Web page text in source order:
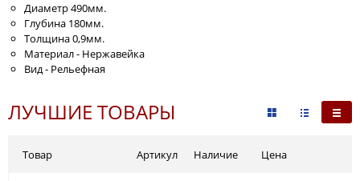
Диаметр 490мм.
Глубина 180мм.
Толщина 0,9мм.
Материал - Нержавейка
Вид - Рельефная
ЛУЧШИЕ ТОВАРЫ
Товар Артикул Наличие Цена